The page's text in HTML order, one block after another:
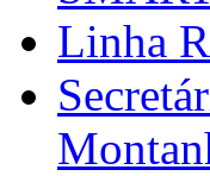
Linha